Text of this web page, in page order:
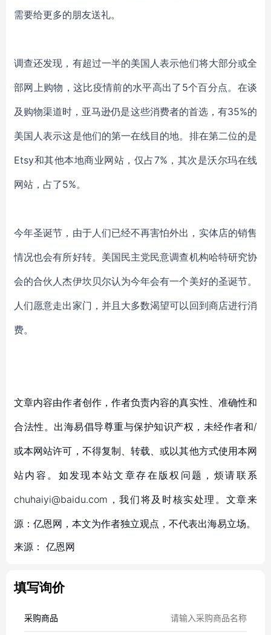
需要给更多的朋友送礼。
调查还发现， 有超过一半的美国人表示他们将大部分或全
部网上购物， 这比疫情前的水平高出了 5个百分点。 在谈
及购物渠道时，亚马逊仍是这些消费者的首选，有35%的
美国人表示这是他们的第一在线目的地。排在第二位的是
Etsy和其他本地商业网站，仅占7%，其次是沃尔玛在线
网站，占了5%。
今年圣诞节， 由于人们已经不再害怕外出，实体店的销售
情况也会有所好转。美国民主党民意调查机构哈特研究协
会的合伙人杰伊坎贝尔认为今年会有一个美好的圣诞节。
人们愿意走出家门，并且大多数渴望可以回到商店进行消
费。
文章内容由作者创作，作者负责内容的真实性、准确性和
合法性。出海易倡导尊重与保护知识产权，未经作者和/
或本网站许可，不得复制、转载、或以其他方式使用本网
站内容。如发现本站文章存在版权问题，烦请联系
chuhaiyi@baidu.com，我们将及时核实处理。文章来
源：亿恩网，本文为作者独立观点，不代表出海易立场。
来源： 亿恩网
填写询价